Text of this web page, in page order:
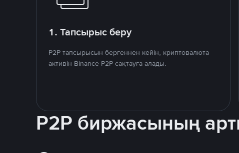
1. Тапсырыс беру
P2P тапсырысын бергеннен кейін, криптовалюта
активін Binance P2P сақтауға алады.
P2P биржасының